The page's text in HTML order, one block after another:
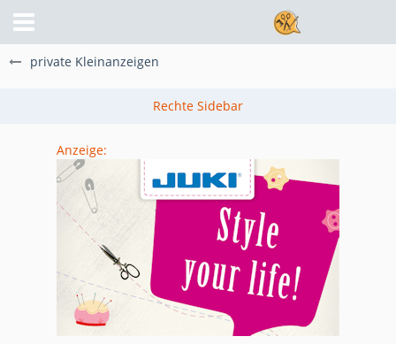
private Kleinanzeigen
Anzeige: